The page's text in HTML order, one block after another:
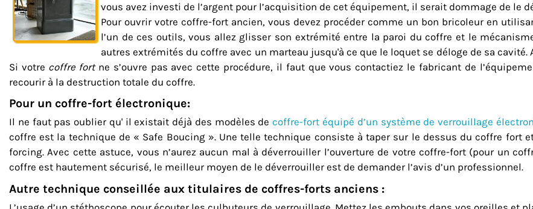
vous avez investi de l’argent pour l’acquisition de cet équipement, il serait dommage de le
Pour ouvrir votre coffre-fort ancien, vous devez procéder comme un bon bricoleur en
l’un de ces outils, vous allez glisser son extrémité entre la paroi du coffre et le
autres extrémités du coffre avec un marteau jusqu'à ce que le loquet se déloge de sa
Si votre coffre fortne s’ouvre pas avec cette procédure, il faut que vous contactiez le fabricant de
recourir à la destruction totale du coffre.
Pour un coffre-fort électronique:
Il ne faut pas oublier qu' il existait déjà des modèles de coffre-fort équipé d’un système de verrouillage
coffre est la technique de « Safe Boucing ». Une telle technique consiste à taper sur le dessus du coffre fort
forcing. Avec cette astuce, vous n’aurez aucun mal à déverrouiller l’ouverture de votre coffre-fort (pour un
coffre est hautement sécurisé, le meilleur moyen de le déverrouiller est de demander l’avis d’un professionnel.
Autre technique conseillée aux titulaires de coffres-forts anciens :